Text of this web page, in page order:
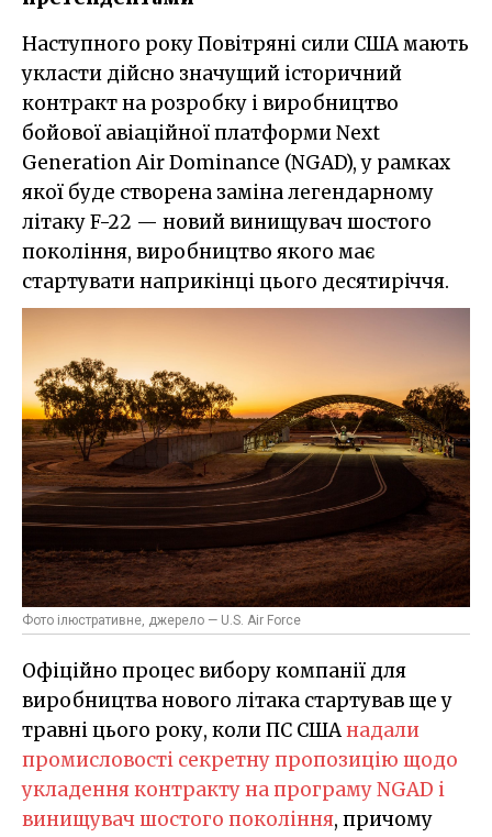
Наступного року Повітряні сили США мають
укласти дійсно значущий історичний
контракт на розробку і виробництво
бойової авіаційної платформи Next
Generation Air Dominance (NGAD), у рамках
якої буде створена заміна легендарному
літаку F-22 — новий винищувач шостого
покоління, виробництво якого має
стартувати наприкінці цього десятиріччя.
Фото ілюстративне, джерело — U.S. Air Force
Офіційно процес вибору компанії для
виробництва нового літака стартував ще у
травні цього року, коли ПС СШАнадали
промисловості секретну пропозицію щодо
укладення контракту на програму NGAD і
винищувач шостого покоління, причому